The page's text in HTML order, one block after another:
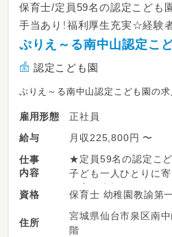
保育士/定員59名の認定こども
手当あり！福利厚生充実☆経験
ぷりえ～る南中山認定こ
認定こども園
ぷりえ～る南中山認定こども園の
雇用形態
正社員
給与
月収225,800円 〜
仕事
内容
★定員59名の認定こ
子ども一人ひとりに寄
保育を大切にしていま
★福利厚生が充実！
住宅手当や勤務年数手
資格
住所
宮城県仙台市泉区南
階